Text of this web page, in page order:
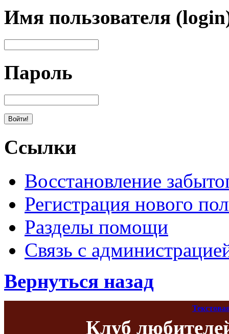
Имя пользователя
Пароль
Ссылки
Восстановление
Регистрация нового
Разделы помощи
Связь с
Вернуться назад
Клуб